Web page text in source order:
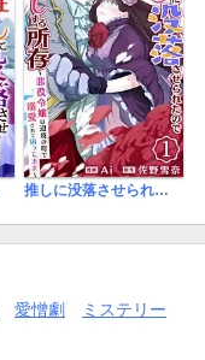
推しに没落させられたので仕返しする所存～悪役令嬢は辺境の町で溺愛されて困ってます～
愛憎劇
ミステリー